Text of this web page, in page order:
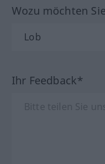
Wozu möchten
Ihr Feedback*